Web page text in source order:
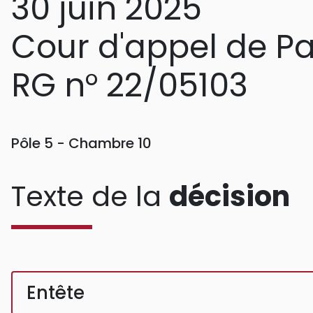
Cour d'appel de
RG n° 22/05103
Pôle 5 - Chambre 10
Texte de la décision
Entête